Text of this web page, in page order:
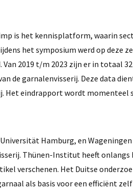
is het kennisplatform, waarin
het symposium werd op
2019 t/m 2023 zijn er in totaal
de garnalenvisserij. Deze data
Het eindrapport wordt momenteel
Hamburg, en Wageningen
Thünen-Institut heeft onlangs
verschenen. Het Duitse
als basis voor een efficiënt